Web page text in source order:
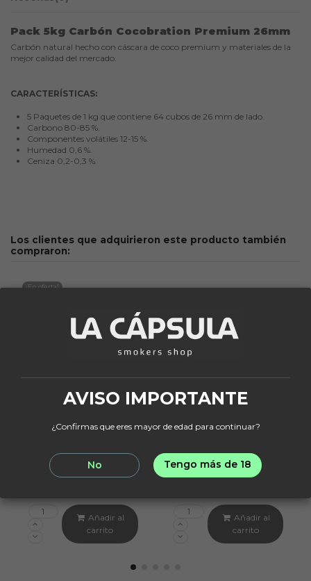
Pack 5kg Carbón Cocobration Premium 26mm
Carbón natural hecho con cáscara de coco premium y materiales de la
mejor calidad del mercado.
CARACTERÍSTICAS:
5 Paquetes de 1 kg que contiene 64 cubos de 26 mm de lado.
Carbono 80-85 %.
Componentes volátiles 12-15 %.
Humedad 0,6 %.
Ceniza 0,2-0,3 %.
Los clientes que adquirieron este producto también
compraron:
¡En oferta!
17,06 €
Añadir al
carrito
Punzon Plastico
1,00 €
Añadir al
carrito
AVISO IMPORTANTE
¿Confirmas que eres mayor de edad para continuar?
No Tengo más de 18